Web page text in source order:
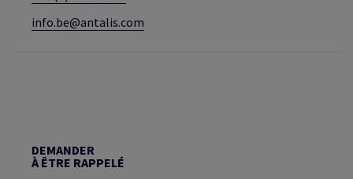
info.be@antalis.com
DEMANDER
À ÊTRE RAPPELÉ